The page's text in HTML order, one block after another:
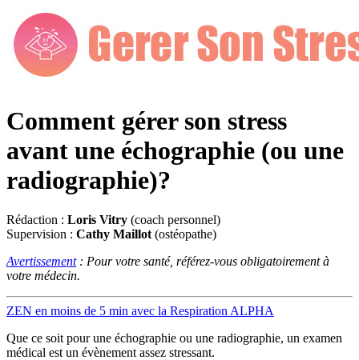
Comment gérer son stress
avant une échographie (ou une
radiographie)?
Rédaction : Loris Vitry (coach personnel)
Supervision : Cathy Maillot (ostéopathe)
Avertissement: Pour votre santé, référez-vous obligatoirement à
votre médecin.
ZEN en moins de 5 min avec la Respiration ALPHA
Que ce soit pour une échographie ou une radiographie, un examen
médical est un évènement assez stressant.